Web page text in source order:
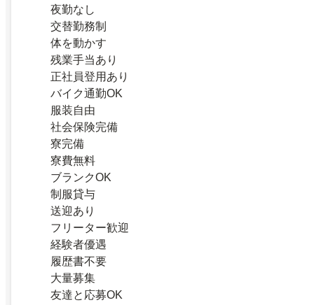
夜勤なし
交替勤務制
体を動かす
残業手当あり
正社員登用あり
バイク通勤OK
服装自由
社会保険完備
寮完備
寮費無料
ブランクOK
制服貸与
送迎あり
フリーター歓迎
経験者優遇
履歴書不要
大量募集
友達と応募OK